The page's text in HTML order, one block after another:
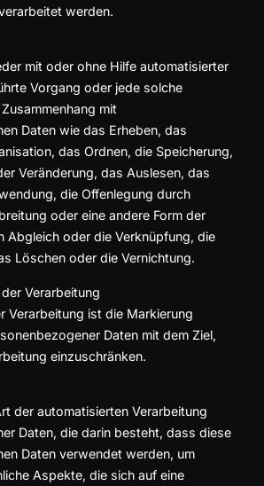
werden.
mit oder ohne Hilfe automatisierter
Vorgang oder jede solche
mit
Daten wie das Erheben, das
das Ordnen, die Speicherung,
Veränderung, das Auslesen, das
die Offenlegung durch
oder eine andere Form der
Abgleich oder die Verknüpfung, die
Löschen oder die Vernichtung.
Verarbeitung
Verarbeitung ist die Markierung
Daten mit dem Ziel,
einzuschränken.
der automatisierten Verarbeitung
Daten, die darin besteht, dass diese
Daten verwendet werden, um
Aspekte, die sich auf eine